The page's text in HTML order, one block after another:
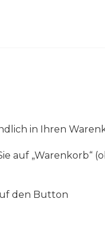
in Ihren
auf „Warenkorb“
den Button